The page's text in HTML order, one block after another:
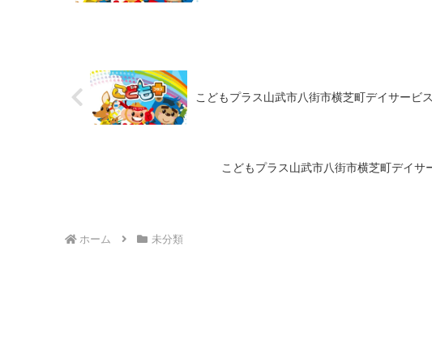
こどもプラス山武市八街市横芝町デイサービ
こどもプラス山武市八街市横芝町デイサ
ホーム 未分類